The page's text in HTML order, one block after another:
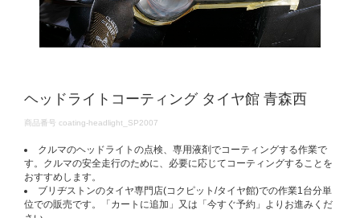
ヘッドライトコーティング タイヤ館 青森西
DETAILS
商品番号 coating-headlight_SP2007
クルマのヘッドライトの点検、専用液剤でコーティングする作業で
す。クルマの安全走行のために、必要に応じてコーティングすることを
おすすめします。
ブリヂストンのタイヤ専門店(コクピット/タイヤ館)での作業1台分単
位での販売です。「カートに追加」又は「今すぐ予約」よりお進みくだ